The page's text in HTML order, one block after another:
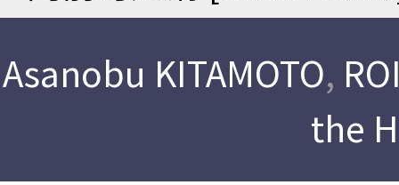
Asanobu KITAMOTO,
the